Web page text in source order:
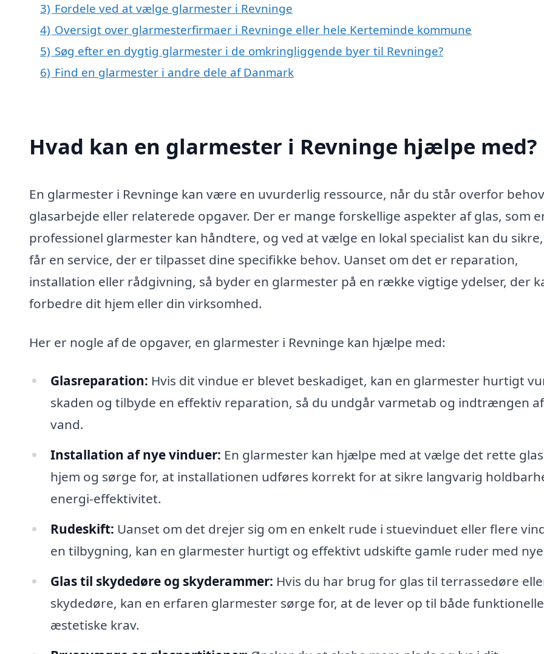
3) Fordele ved at vælge glarmester i Revninge
4) Oversigt over glarmesterfirmaer i Revninge eller hele Kerteminde kommune
5) Søg efter en dygtig glarmester i de omkringliggende byer til Revninge?
6) Find en glarmester i andre dele af Danmark
Hvad kan en glarmester i Revninge hjælpe med?
En glarmester i Revninge kan være en uvurderlig ressource, når du står overfor
glasarbejde eller relaterede opgaver. Der er mange forskellige aspekter af glas, som
professionel glarmester kan håndtere, og ved at vælge en lokal specialist kan du
får en service, der er tilpasset dine specifikke behov. Uanset om det er reparation,
installation eller rådgivning, så byder en glarmester på en række vigtige ydelser, der
forbedre dit hjem eller din virksomhed.
Her er nogle af de opgaver, en glarmester i Revninge kan hjælpe med:
Glasreparation: Hvis dit vindue er blevet beskadiget, kan en glarmester hurtigt
skaden og tilbyde en effektiv reparation, så du undgår varmetab og indtrængen af
vand.
Installation af nye vinduer: En glarmester kan hjælpe med at vælge det rette
hjem og sørge for, at installationen udføres korrekt for at sikre langvarig
energi-effektivitet.
Rudeskift: Uanset om det drejer sig om en enkelt rude i stuevinduet eller flere
en tilbygning, kan en glarmester hurtigt og effektivt udskifte gamle ruder med
Glas til skydedøre og skyderammer: Hvis du har brug for glas til terrassedøre
skydedøre, kan en erfaren glarmester sørge for, at de lever op til både
æstetiske krav.